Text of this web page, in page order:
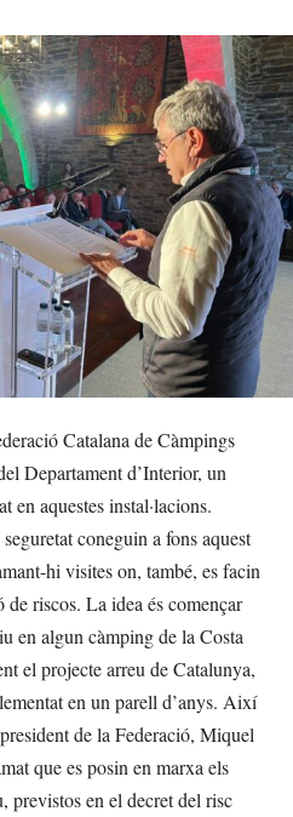
Catalana de Càmpings
Departament d’Interior, un
en aquestes instal·lacions.
coneguin a fons aquest
hi visites on, també, es facin
riscos. La idea és començar
en algun càmping de la Costa
el projecte arreu de Catalunya,
en un parell d’anys. Així
de la Federació, Miquel
que es posin en marxa els
previstos en el decret del risc